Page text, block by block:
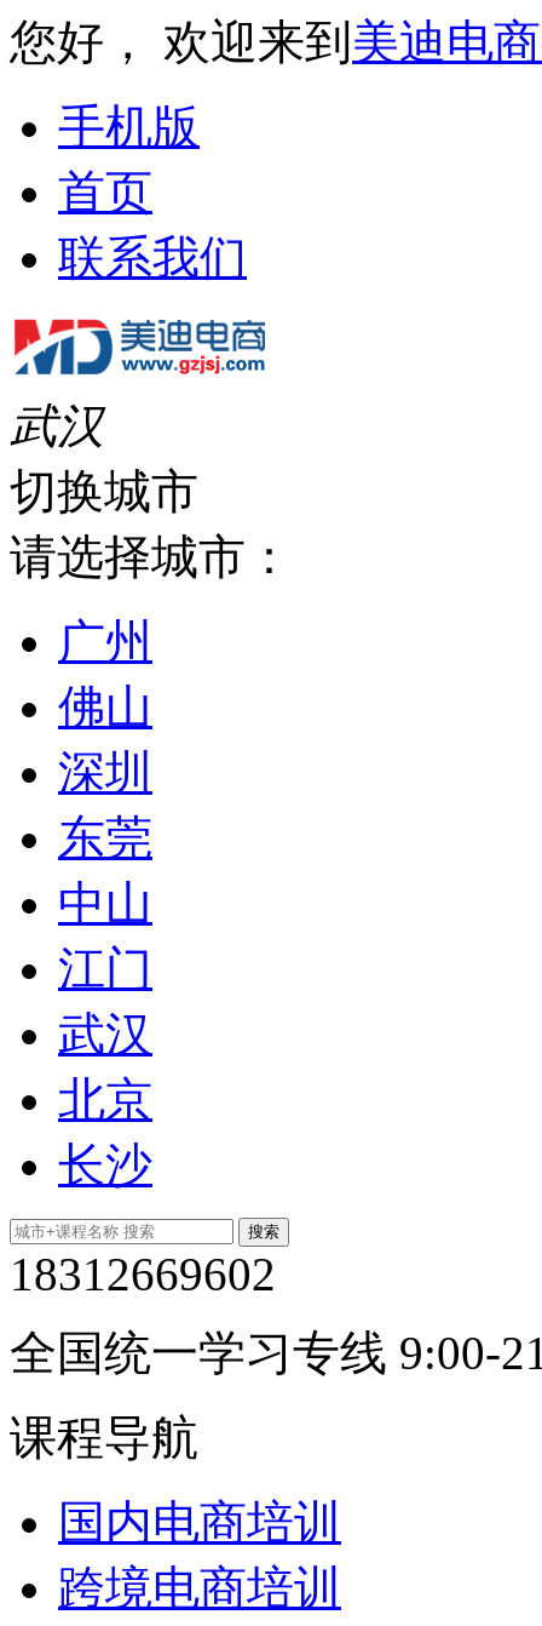
您好， 欢迎来到 美迪电
手机版
首页
联系我们
武汉
切换城市
请选择城市：
广州
佛山
深圳
东莞
中山
江门
武汉
北京
长沙
18312669602
全国统一学习专线 9:00-
课程导航
国内电商培训
跨境电商培训